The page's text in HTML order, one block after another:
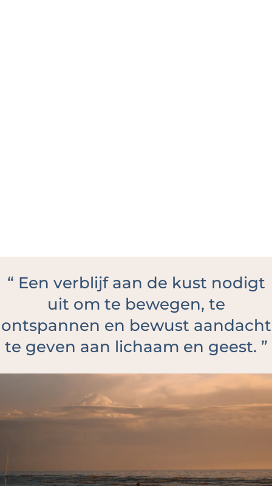
“ Een verblijf aan de kust nodigt
uit om te bewegen, te
ontspannen en bewust aandacht
te geven aan lichaam en geest. ”